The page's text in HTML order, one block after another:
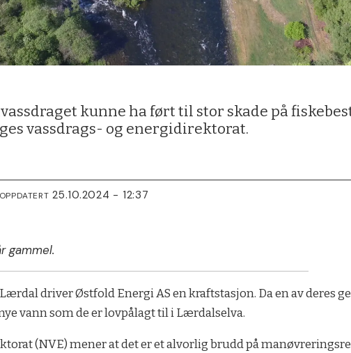
kunne ha ført til stor skade på
vassdrags- og energidirektorat.
25.10.2024 - 12:37
gammel.
driver Østfold Energi AS en kraftstasjon. Da en av deres
vann som de er lovpålagt til i Lærdalselva.
(NVE) mener at det er et alvorlig brudd på